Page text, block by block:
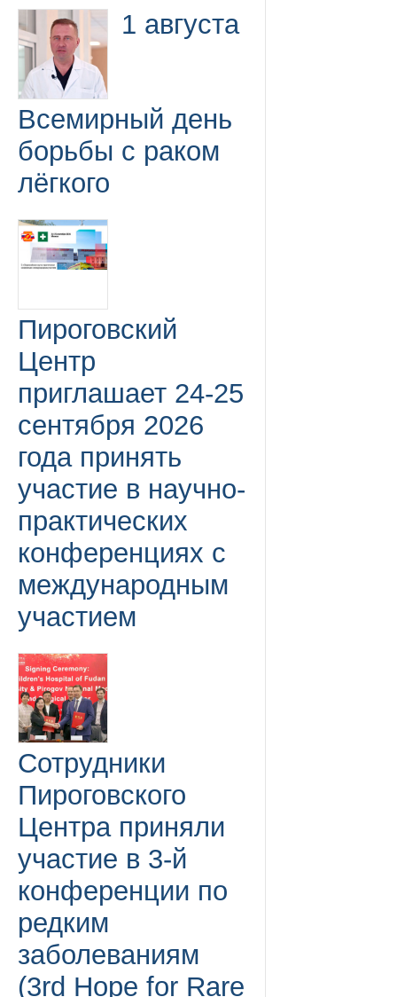
1 августа
Всемирный день
борьбы с раком
лёгкого
Пироговский
Центр
приглашает 24-25
сентября 2026
года принять
участие в научно-
практических
конференциях с
международным
участием
Сотрудники
Пироговского
Центра приняли
участие в 3-й
конференции по
редким
заболеваниям
(3rd Hope for Rare